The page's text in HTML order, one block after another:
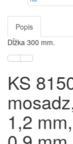
Popis
Dĺžka 300 mm.
KS
1,2